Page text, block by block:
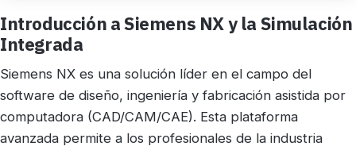
Introducción a Siemens NX y la Simulación
Integrada
Siemens NX es una solución líder en el campo del
software de diseño, ingeniería y fabricación asistida por
computadora (CAD/CAM/CAE). Esta plataforma
avanzada permite a los profesionales de la industria